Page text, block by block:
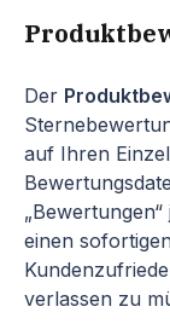
Der
auf Ihren
einen
verlassen zu